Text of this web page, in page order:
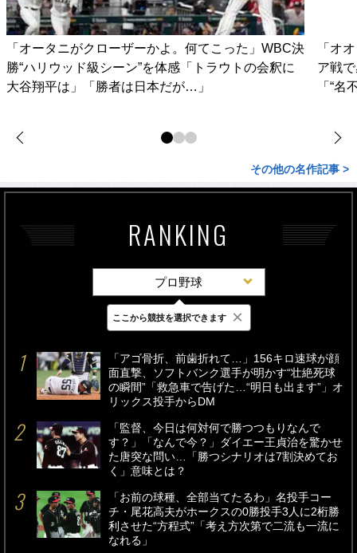
「オータニがクローザーかよ。何てこった」WBC決
勝“ハリウッド級シーン”を体感「トラウトの会釈に
大谷翔平は」「勝者は日本だが…」
「オ
ア戦
「“
その他の名作記事 >
RANKING
プロ野球
最新 24時間 週間
「アゴ骨折、前歯折れて…」156キロ速球が顔
面直撃、ソフトバンク選手が明かす“壮絶死球
の瞬間”「救急車で告げた…“明日も出ます”」オ
リックス投手からDM
「監督、今日は何対何で勝つつもりなんで
す？」「なんで今？」ダイエー王貞治を驚かせ
た唐突な問い…「勝つシナリオは7割決めてお
く」意味とは？
「お前の球種、全部当てたるわ」名投手コー
チ・尾花高夫がホークスの0勝投手3人に2桁勝
利させた“方程式”「考え方次第で二流も一流に
なれる」
ここから競技を選択できます ×